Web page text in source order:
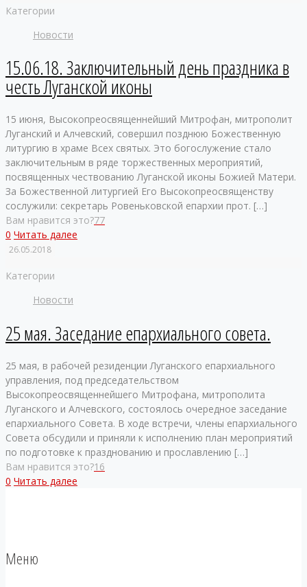
Категории
Новости
15.06.18. Заключительный день праздника в
честь Луганской иконы
15 июня, Высокопреосвященнейший Митрофан, митрополит
Луганский и Алчевский, совершил позднюю Божественную
литургию в храме Всех святых. Это богослужение стало
заключительным в ряде торжественных мероприятий,
посвященных чествованию Луганской иконы Божией Матери.
За Божественной литургией Его Высокопреосвященству
сослужили: секретарь Ровеньковской епархии прот. […]
Вам нравится это?77
0 Читать далее
26.05.2018
Категории
Новости
25 мая. Заседание епархиального совета.
25 мая, в рабочей резиденции Луганского епархиального
управления, под председательством
Высокопреосвященнейшего Митрофана, митрополита
Луганского и Алчевского, состоялось очередное заседание
епархиального Совета. В ходе встречи, члены епархиального
Совета обсудили и приняли к исполнению план мероприятий
по подготовке к празднованию и прославлению […]
Вам нравится это?16
0 Читать далее
Меню